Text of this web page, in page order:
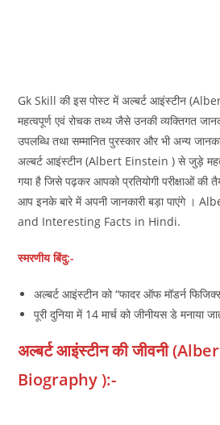
Gk Skill की इस पोस्ट में अल्बर्ट आइंस्टीन
महत्वपूर्ण एवं रोचक तथ्य जैसे उनकी व्यक्तिगत
उपलब्धि तथा सम्मानित पुरस्कार और भी अन्य
अल्बर्ट आइंस्टीन (Albert Einstein ) से जुड़े
गया है जिसे पढ़कर आपको प्रतियोगी परीक्षाओं की
आप इनके बारे में अपनी जानकारी बड़ा पाएंगे ।
and Interesting Facts in Hindi.
स्मरणीय बिंदु:-
अल्बर्ट आइंस्टीन को “फादर ऑफ मॉडर्न
पूरी दुनिया में 14 मार्च को जीनीयस डे मनाया
अल्बर्ट आइंस्टीन की जीवनी
Biography ):-